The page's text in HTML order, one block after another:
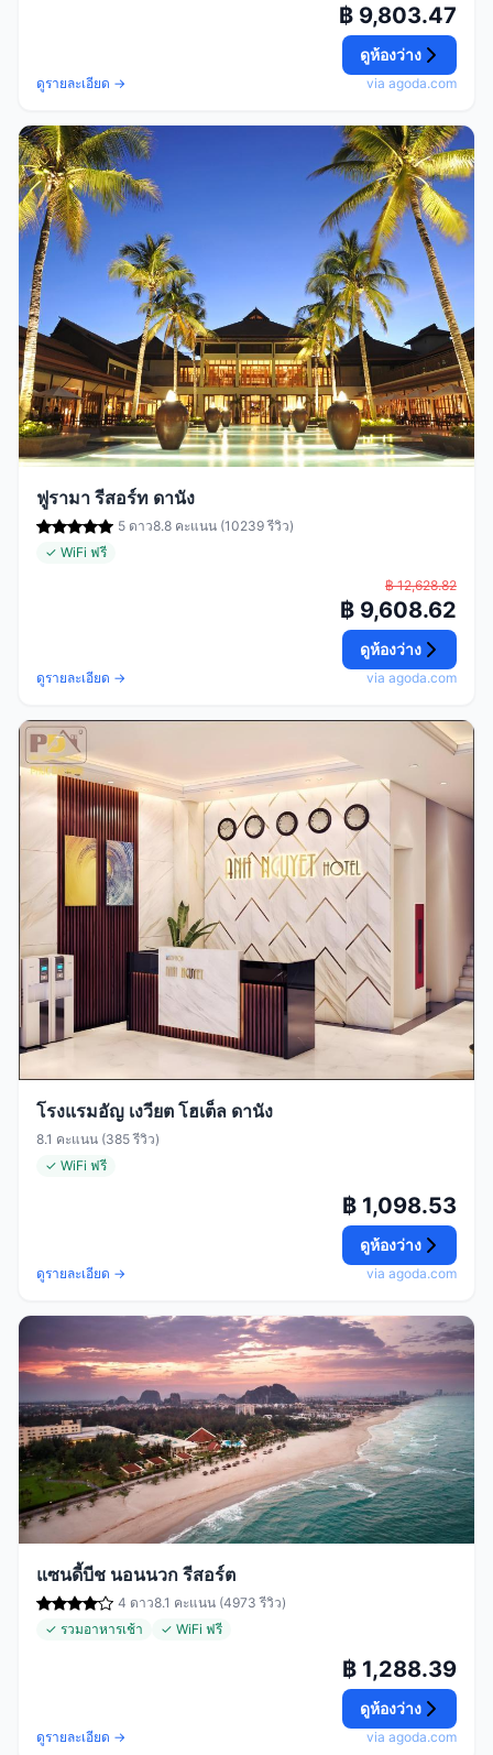
ดูรายละเอียด →
฿ 9,803.47
ดูห้องว่าง
via agoda.com
ฟูรามา รีสอร์ท ดานัง
5 ดาว8.8 คะแนน (10239 รีวิว)
✓ WiFi ฟรี
ดูรายละเอียด →
฿ 12,628.82
฿ 9,608.62
ดูห้องว่าง
via agoda.com
โรงแรมอัญ เงวียต โฮเต็ล ดานัง
8.1 คะแนน (385 รีวิว)
✓ WiFi ฟรี
ดูรายละเอียด →
฿ 1,098.53
ดูห้องว่าง
via agoda.com
แซนดี้บีช นอนนวก รีสอร์ต
4 ดาว8.1 คะแนน (4973 รีวิว)
✓ รวมอาหารเช้า
✓ WiFi ฟรี
ดูรายละเอียด →
฿ 1,288.39
ดูห้องว่าง
via agoda.com